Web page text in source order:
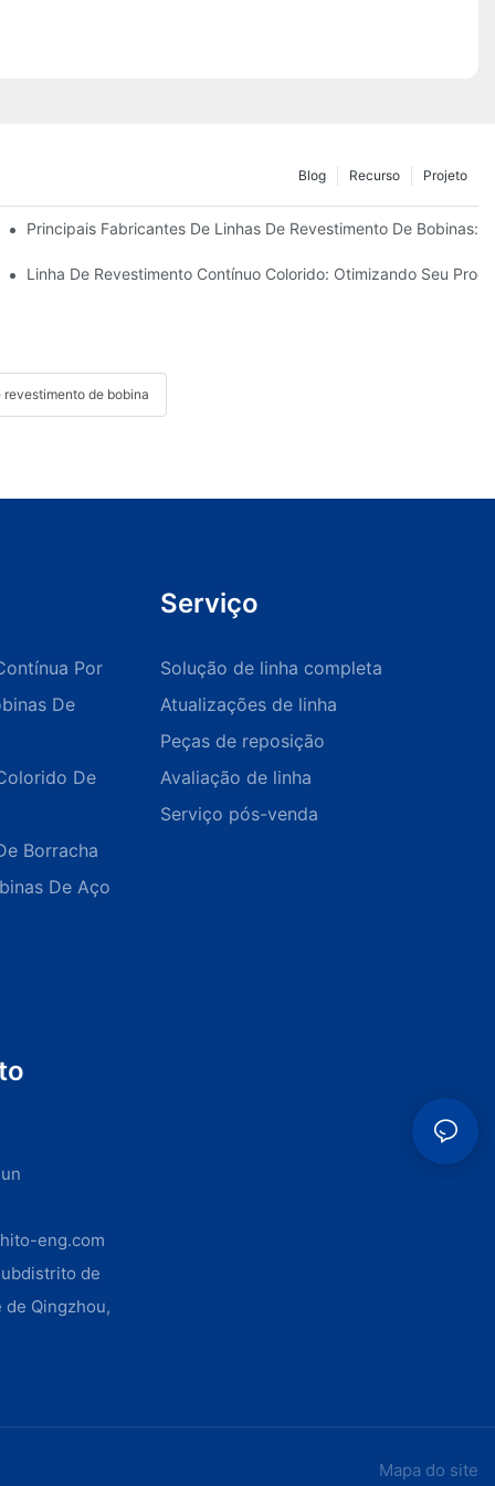
Projeto
Recurso
Blog
O Que Os Principais Fabricantes Estão Oferecendo
Principais Fabricantes De Linhas De Revestimento De Bobinas:
De Processamento De Metais.
Linha De Revestimento Contínuo Colorido: Otimizando Seu
revestimento de bobina
Por
De
De
Borracha
De Aço
Serviço
Solução de linha completa
Atualizações de linha
Peças de reposição
Avaliação de linha
Serviço pós-venda
eng.com
de
de Qingzhou,
Mapa do site